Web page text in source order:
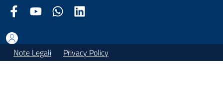
Facebook Comune di Arezzo
Youtube Comune di Arezzo
Twitter Comune di Arezzo
Note Legali Privacy Policy